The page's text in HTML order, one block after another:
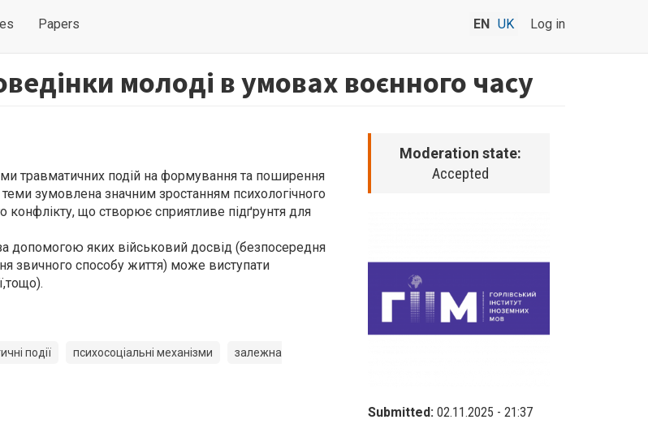
Papers Log in
EN UK
молоді в умовах воєнного часу
травматичних подій на формування та поширення
зумовлена значним зростанням психологічного
конфлікту, що створює сприятливе підґрунтя для
допомогою яких військовий досвід (безпосередня
звичного способу життя) може виступати
події психосоціальні механізми залежна
Moderation state:
Accepted
Submitted: 02.11.2025 - 21:37